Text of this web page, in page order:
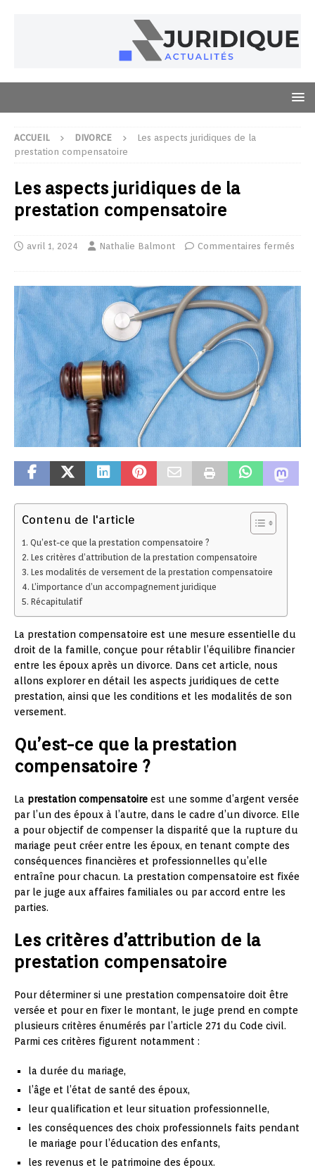
ACCUEIL DIVORCE
Les aspects juridiques de la
prestation compensatoire
Les aspects juridiques de la
prestation compensatoire
avril 1, 2024 Nathalie Balmont Commentaires fermés
Contenu de l'article
Qu’est-ce que la prestation compensatoire ?
Les critères d’attribution de la prestation compensatoire
Les modalités de versement de la prestation compensatoire
L’importance d’un accompagnement juridique
Récapitulatif
La prestation compensatoire est une mesure essentielle du
droit de la famille, conçue pour rétablir l’équilibre financier
entre les époux après un divorce. Dans cet article, nous
allons explorer en détail les aspects juridiques de cette
prestation, ainsi que les conditions et les modalités de son
versement.
Qu’est-ce que la prestation
compensatoire ?
La prestation compensatoire est une somme d’argent versée
par l’un des époux à l’autre, dans le cadre d’un divorce. Elle
a pour objectif de compenser la disparité que la rupture du
mariage peut créer entre les époux, en tenant compte des
conséquences financières et professionnelles qu’elle
entraîne pour chacun. La prestation compensatoire est fixée
par le juge aux affaires familiales ou par accord entre les
parties.
Les critères d’attribution de la
prestation compensatoire
Pour déterminer si une prestation compensatoire doit être
versée et pour en fixer le montant, le juge prend en compte
plusieurs critères énumérés par l’article 271 du Code civil.
Parmi ces critères figurent notamment :
la durée du mariage,
l’âge et l’état de santé des époux,
leur qualification et leur situation professionnelle,
les conséquences des choix professionnels faits pendant
le mariage pour l’éducation des enfants,
les revenus et le patrimoine des époux.